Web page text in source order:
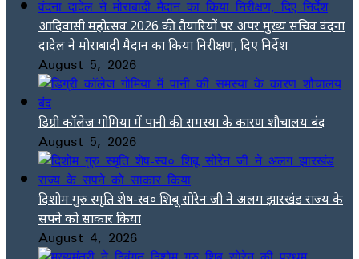
आदिवासी महोत्सव 2026 की तैयारियों पर अपर मुख्य सचिव वंदना
दादेल ने मोराबादी मैदान का किया निरीक्षण, दिए निर्देश
August 5, 2026
डिग्री कॉलेज गोमिया में पानी की समस्या के कारण शौचालय बंद
August 5, 2026
दिशोम गुरु स्मृति शेष-स्व० शिबू सोरेन जी ने अलग झारखंड राज्य के
सपने को साकार किया
August 4, 2026